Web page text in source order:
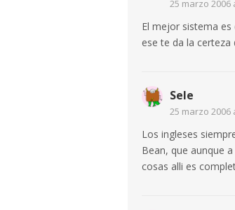
25 marzo 2006
El mejor sistema
ese te da la
Sele
25 marzo 2006
Los ingleses
Bean, que aunque
cosas alli es